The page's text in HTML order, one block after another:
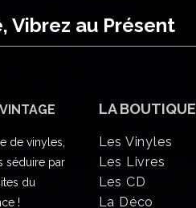
Vibrez au Présent
de vinyles,
séduire par
du
!
LA BOUTIQUE
Les Vinyles
Les Livres
Les CD
La Déco